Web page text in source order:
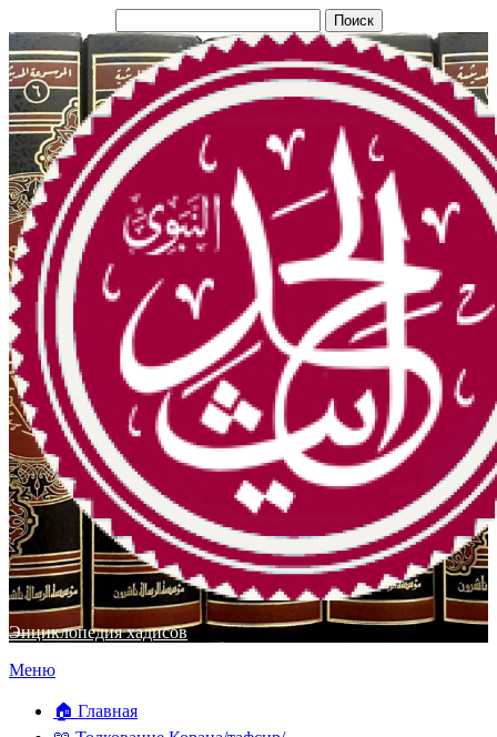
Энциклопедия хадисов
Перейти
содержимому
Меню
🏠 Главная